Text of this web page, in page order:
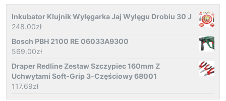
Inkubator Klujnik Wylęgarka Jaj Wylęgu Drobiu 30 J
248.00zł
Bosch PBH 2100 RE 06033A9300
569.00zł
Draper Redline Zestaw Szczypiec 160mm Z
Uchwytami Soft-Grip 3-Częściowy 68001
117.69zł